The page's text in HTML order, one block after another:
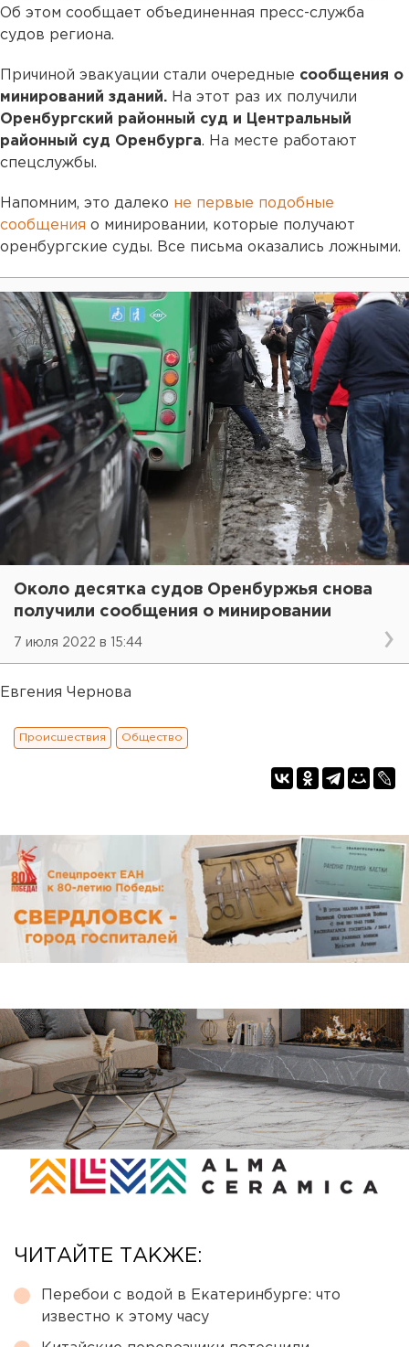
Об этом сообщает объединенная пресс-служба
судов региона.
Причиной эвакуации стали очередные сообщения о
минирований зданий. На этот раз их получили
Оренбургский районный суд и Центральный
районный суд Оренбурга. На месте работают
спецслужбы.
Напомним, это далеко не первые подобные
сообщения о минировании, которые получают
оренбургские суды. Все письма оказались ложными.
Около десятка судов Оренбуржья снова
получили сообщения о минировании
7 июля 2022 в 15:44
Евгения Чернова
Происшествия Общество
ЧИТАЙТЕ ТАКЖЕ:
Перебои с водой в Екатеринбурге: что
известно к этому часу